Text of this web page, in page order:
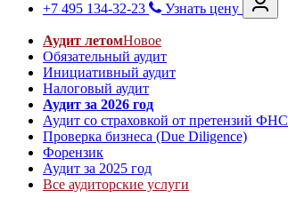
+7 495 134-32-23
Узнать цену
Аудит летомНовое
Обязательный аудит
Инициативный аудит
Налоговый аудит
Аудит за 2026 год
Аудит со страховкой от претензий ФНС
Проверка бизнеса (Due Diligence)
Форензик
Аудит за 2025 год
Все аудиторские услуги